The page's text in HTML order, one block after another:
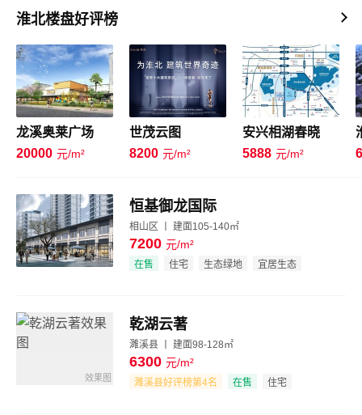
淮北楼盘好评榜
龙溪奥莱广场
20000 元/m²
世茂云图
8200 元/m²
安兴相湖春晓
5888 元/m²
效果图
恒基御龙国际
相山区 丨 建面105-140㎡
7200 元/m²
在售 住宅 生态绿地 宜居生态
效果图
乾湖云著
濉溪县 丨 建面98-128㎡
6300 元/m²
濉溪县好评榜第4名 在售
住宅